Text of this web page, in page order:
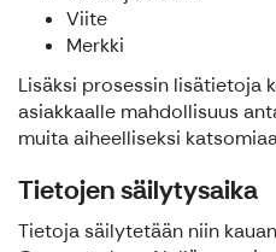
Viite
Merkki
Lisäksi prosessin lisätietoja
asiakkaalle mahdollisuus
muita aiheelliseksi
Tietojen säilytysaika
Tietoja säilytetään niin